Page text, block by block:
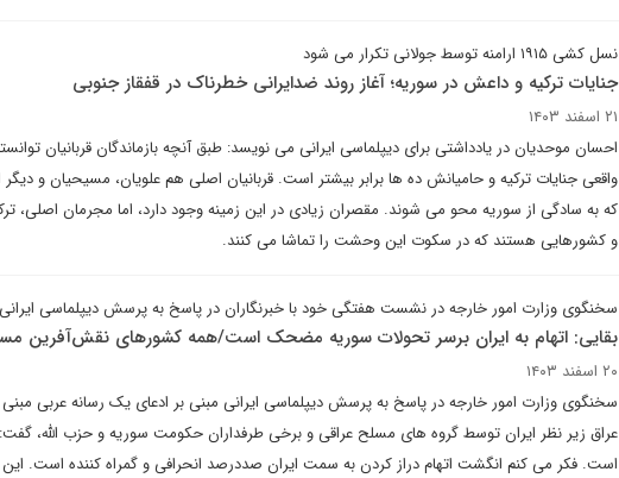
نسل کشی ۱۹۱۵ ارامنه توسط جولانی تکرار می شود
جنایات ترکیه و داعش در سوریه؛ آغاز روند ضدایرانی خطرناک در قفقاز جنوبی
۲۱ اسفند ۱۴۰۳
احسان موحدیان در یادداشتی برای دیپلماسی ایرانی می نویسد: طبق آنچه بازماندگان قربانیان
واقعی جنایات ترکیه و حامیانش ده ها برابر بیشتر است. قربانیان اصلی هم علویان، مسیحیان و
که به سادگی از سوریه محو می شوند. مقصران زیادی در این زمینه وجود دارد، اما مجرمان اصلی،
و کشورهایی هستند که در سکوت این وحشت را تماشا می کنند.
سخنگوی وزارت امور خارجه در نشست هفتگی خود با خبرنگاران در پاسخ به پرسش دیپلماسی ایرانی
بقایی: اتهام به ایران برسر تحولات سوریه مضحک است/همه کشورهای نقش‌آفرین
۲۰ اسفند ۱۴۰۳
سخنگوی وزارت امور خارجه در پاسخ به پرسش دیپلماسی ایرانی مبنی بر ادعای یک رسانه عربی مبنی
عراق زیر نظر ایران توسط گروه های مسلح عراقی و برخی طرفداران حکومت سوریه و حزب الله،
است. فکر می کنم انگشت اتهام دراز کردن به سمت ایران صددرصد انحرافی و گمراه کننده است. این